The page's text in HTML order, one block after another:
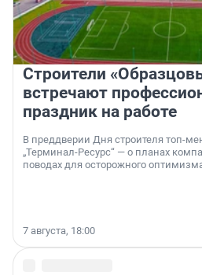
Строители
встречают
праздник на работе
В преддверии Дня строителя топ-
„Терминал-Ресурс“ — о планах
поводах для осторожного
7 августа, 18:00